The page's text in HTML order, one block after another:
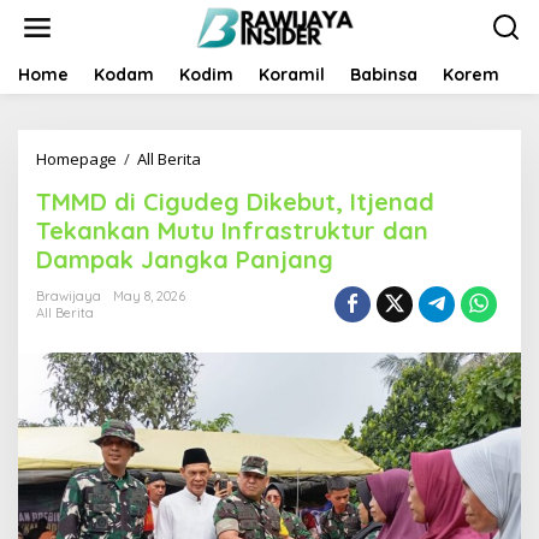
t
Home Kodam Kodim Koramil Babinsa Korem
Homepage / All Berita
M
D
d
i
u
g
i
k
e
TMMD di Cigudeg Dikebut, Itjenad
Tekankan Mutu Infrastruktur dan
Dampak Jangka Panjang
Brawijaya
May 8, 2026
All Berita